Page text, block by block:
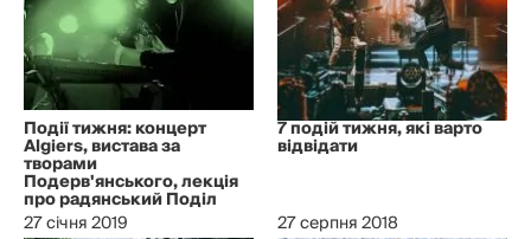
Події тижня: концерт
Algiers, вистава за
творами
Подерв'янського, лекція
про радянський Поділ
27 січня 2019
7 подій тижня, які варто
відвідати
27 серпня 2018